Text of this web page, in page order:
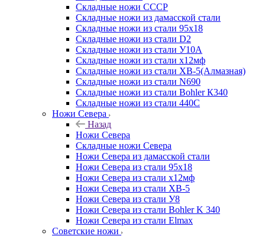
Cкладные ножи СССР
Складные ножи из дамасской стали
Складные ножи из стали 95х18
Складные ножи из стали D2
Складные ножи из стали У10А
Складные ножи из стали х12мф
Складные ножи из стали ХВ-5(Алмазная)
Складные ножи из стали N690
Складные ножи из стали Bohler К340
Складные ножи из стали 440С
Ножи Севера
Назад
Ножи Севера
Складные ножи Севера
Ножи Севера из дамасской стали
Ножи Севера из стали 95х18
Ножи Севера из стали х12мф
Ножи Севера из стали ХВ-5
Ножи Севера из стали У8
Ножи Севера из стали Bohler K 340
Ножи Севера из стали Elmax
Советские ножи